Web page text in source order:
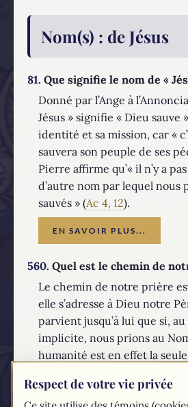
Nom(s) : de Jésus
81. Que signifie le nom de «
Donné par l’Ange à
Jésus » signifie « Dieu sauve
identité et sa mission, car «
sauvera son peuple de ses
Pierre affirme qu’« il n’y a
d’autre nom par lequel nous
sauvés » (Ac 4, 12).
EN SAVOIR PLUS...
560. Quel est le chemin de
Le chemin de notre prière
elle s’adresse à Dieu notre
parvient jusqu’à lui que si,
implicite, nous prions au
humanité est en effet la
Père. C’est pourquoi les
Respect de votre vie privée